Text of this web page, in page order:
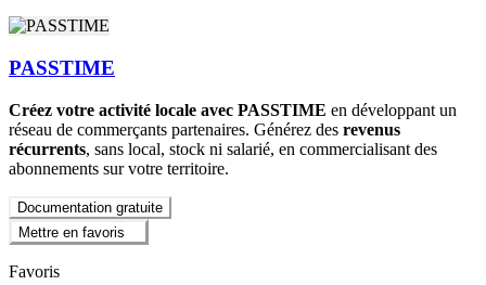
PASSTIME
Créez votre activité locale avec PASSTIME en développant un
réseau de commerçants partenaires. Générez des revenus
récurrents, sans local, stock ni salarié, en commercialisant des
abonnements sur votre territoire.
Documentation gratuite
Mettre en favoris
Favoris